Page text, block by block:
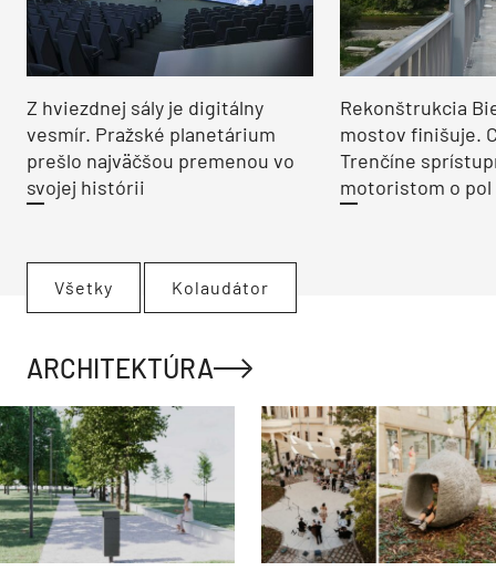
Z hviezdnej sály je digitálny
vesmír. Pražské planetárium
prešlo najväčšou premenou vo
svojej histórii
Rekonštrukcia
mostov finišuje.
Trenčíne
motoristom o pol
Všetky Kolaudátor
ARCHITEKTÚRA